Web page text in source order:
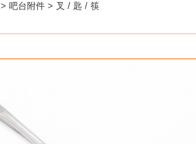
> 吧台附件 > 叉 / 匙 / 筷